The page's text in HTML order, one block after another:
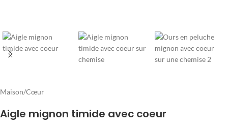
Maison/Cœur
Aigle mignon timide avec coeur